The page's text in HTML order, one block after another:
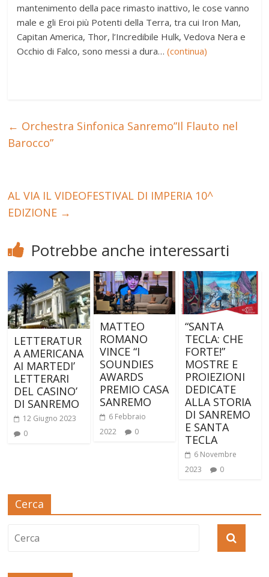
mantenimento della pace rimasto inattivo, le cose vanno
male e gli Eroi più Potenti della Terra, tra cui Iron Man,
Capitan America, Thor, l’Incredibile Hulk, Vedova Nera e
Occhio di Falco, sono messi a dura…(continua)
← Orchestra Sinfonica Sanremo”Il Flauto nel
Barocco”
AL VIA IL VIDEOFESTIVAL DI IMPERIA 10^
EDIZIONE →
Potrebbe anche interessarti
LETTERATUR
A AMERICANA
AI MARTEDI’
LETTERARI
DEL CASINO’
DI SANREMO
12 Giugno 2023
0
MATTEO
ROMANO
VINCE “I
SOUNDIES
AWARDS
PREMIO CASA
SANREMO
6 Febbraio
2022
0
“SANTA
TECLA: CHE
FORTE!”
MOSTRE E
PROIEZIONI
DEDICATE
ALLA STORIA
DI SANREMO
E SANTA
TECLA
6 Novembre
2023
0
Cerca